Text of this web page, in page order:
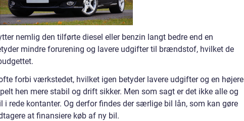
nemlig den tilførte diesel eller benzin langt bedre end en
mindre forurening og lavere udgifter til brændstof, hvilket de
forbi værkstedet, hvilket igen betyder lavere udgifter og en højere
hen mere stabil og drift sikker. Men som sagt er det ikke alle og
i rede kontanter. Og derfor findes der særlige bil lån, som kan gøre
at finansiere køb af ny bil.